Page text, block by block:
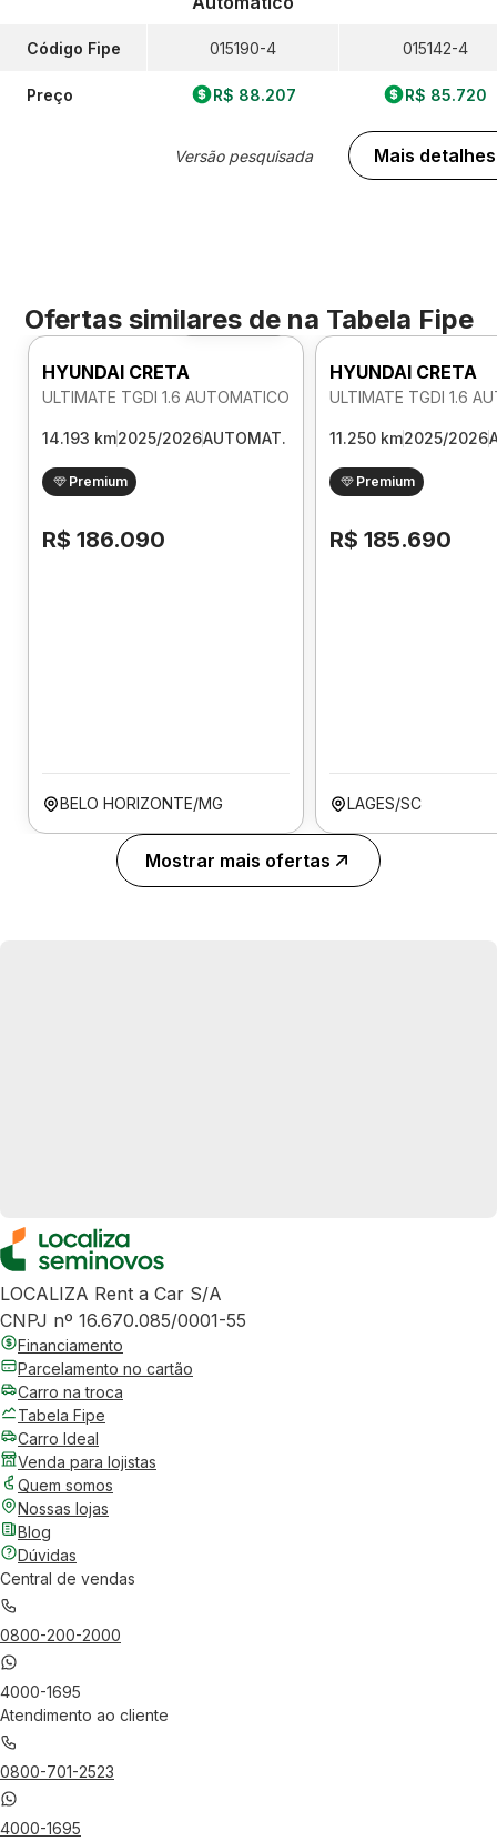
Código Fipe
Preço
015190-4
R$ 88.207
Versão pesquisada
015142-4
R$ 85.720
Mais detalhes
Ofertas similares de na Tabela Fipe
Foto 360º
HYUNDAI CRETA
ULTIMATE TGDI 1.6 AUTOMATICO
14.193 km2025/2026AUTOMAT.
Premium
R$ 186.090
BELO HORIZONTE/MG
HYUNDAI CRETA
ULTIMATE TGDI 1.6
11.250 km2025/2026
Premium
R$ 185.690
LAGES/SC
Mostrar mais ofertas
LOCALIZA Rent a Car S/A
CNPJ nº 16.670.085/0001-55
Financiamento
Parcelamento no cartão
Carro na troca
Tabela Fipe
Carro Ideal
Venda para lojistas
Quem somos
Nossas lojas
Blog
Dúvidas
Central de vendas
0800-200-2000
4000-1695
Atendimento ao cliente
0800-701-2523
4000-1695